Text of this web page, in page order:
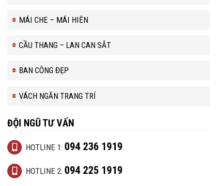
MÁI CHE – MÁI HIÊN
CẦU THANG – LAN CAN SẮT
BAN CÔNG ĐẸP
VÁCH NGĂN TRANG TRÍ
ĐỘI NGŨ TƯ VẤN
HOTLINE 1: 094 236 1919
HOTLINE 2: 094 225 1919